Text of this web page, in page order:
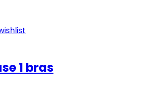
1 bras